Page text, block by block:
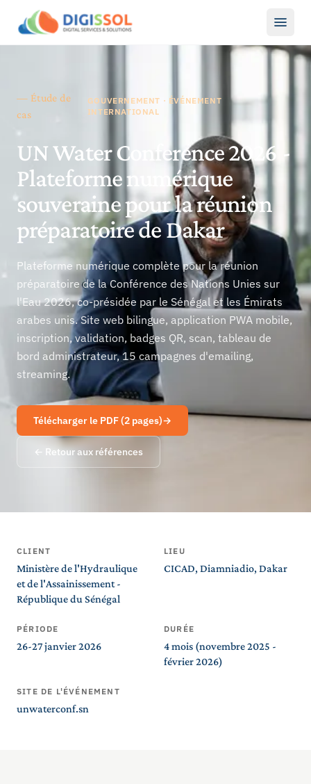
— Étude de
cas
GOUVERNEMENT · ÉVÉNEMENT
INTERNATIONAL
UN Water Conference 2026 -
Plateforme numérique
souveraine pour la réunion
préparatoire de Dakar
Plateforme numérique complète pour la réunion
préparatoire de la Conférence des Nations Unies sur
l'Eau 2026, co-présidée par le Sénégal et les Émirats
arabes unis. Site web bilingue, application PWA mobile,
inscription, validation, badges QR, scan, tableau de
bord administrateur, 15 campagnes d'emailing,
streaming.
Télécharger le PDF (2 pages)→
← Retour aux références
CLIENT
Ministère de l'Hydraulique
et de l'Assainissement -
République du Sénégal
LIEU
CICAD, Diamniadio, Dakar
PÉRIODE
26-27 janvier 2026
DURÉE
4 mois (novembre 2025 -
février 2026)
SITE DE L'ÉVÉNEMENT
unwaterconf.sn